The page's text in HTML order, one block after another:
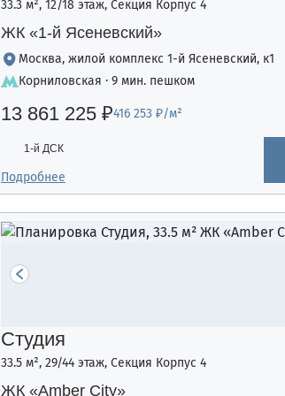
33.3 м², 12/18 этаж, Секция Корпус 4
ЖК «1-й Ясеневский»
Москва, жилой комплекс 1-й Ясеневский, к1
Корниловская · 9 мин. пешком
13 861 225 ₽416 253 ₽/м²
1-й ДСК
Подробнее
Студия
33.5 м², 29/44 этаж, Секция Корпус 4
ЖК «Amber Сity»